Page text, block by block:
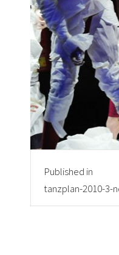
Published in
tanzplan-2010-3-